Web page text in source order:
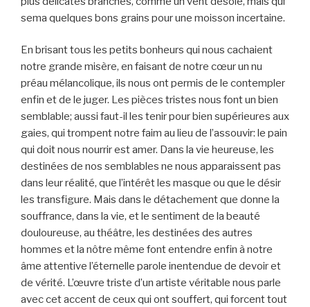
sema quelques bons grains pour une moisson incertaine.
En brisant tous les petits bonheurs qui nous cachaient
notre grande misère, en faisant de notre cœur un nu
préau mélancolique, ils nous ont permis de le contempler
enfin et de le juger. Les pièces tristes nous font un bien
semblable; aussi faut-il les tenir pour bien supérieures aux
gaies, qui trompent notre faim au lieu de l’assouvir: le pain
qui doit nous nourrir est amer. Dans la vie heureuse, les
destinées de nos semblables ne nous apparaissent pas
dans leur réalité, que l’intérêt les masque ou que le désir
les transfigure. Mais dans le détachement que donne la
souffrance, dans la vie, et le sentiment de la beauté
douloureuse, au théâtre, les destinées des autres
hommes et la nôtre même font entendre enfin à notre
âme attentive l’éternelle parole inentendue de devoir et
de vérité. L’œuvre triste d’un artiste véritable nous parle
avec cet accent de ceux qui ont souffert, qui forcent tout